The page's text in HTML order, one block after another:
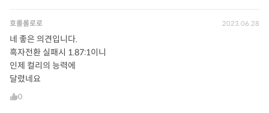
호롤롤로로 2023.06.28
네 좋은 의견입니다.
흑자전환 실패시 1.87:1이니
인제 컬리의 능력에
달렸네요
0